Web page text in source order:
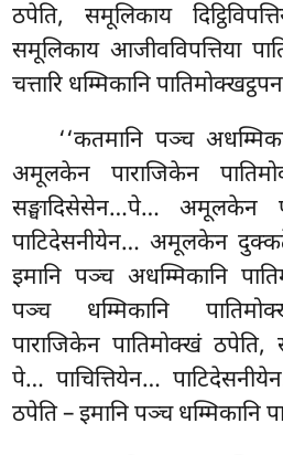
ठपेति, समूलिकाय
समूलिकाय आजीवविपत्तिया
चत्तारि धम्मिकानि
‘‘कतमानि पञ्च
अमूलकेन पाराजिकेन
सङ्घादिसेसेन…पे… अमूलकेन
पाटिदेसनीयेन… अमूलकेन
इमानि पञ्च अधम्मिकानि
पञ्च धम्मिकानि
पाराजिकेन पातिमोक्खं
पे… पाचित्तियेन…
ठपेति – इमानि पञ्च धम्मिकानि